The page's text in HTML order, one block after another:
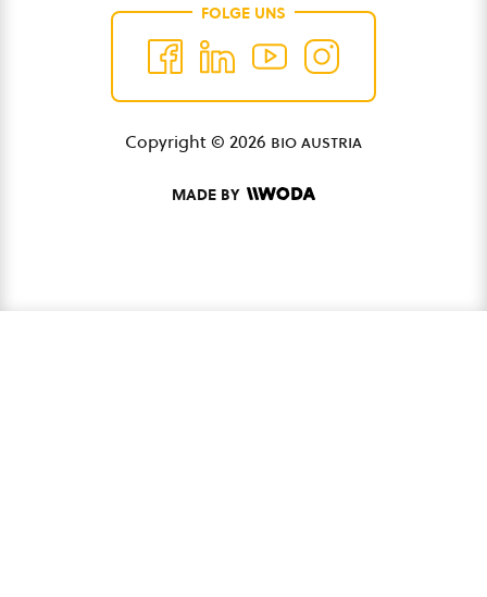
FOLGE UNS
Copyright © 2026 bio austria
MADE BY